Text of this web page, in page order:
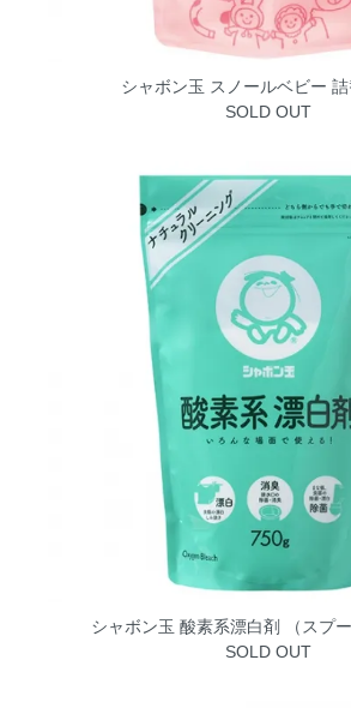
シャボン玉 スノールベビー
SOLD OUT
シャボン玉 酸素系漂白剤 （スプ
SOLD OUT